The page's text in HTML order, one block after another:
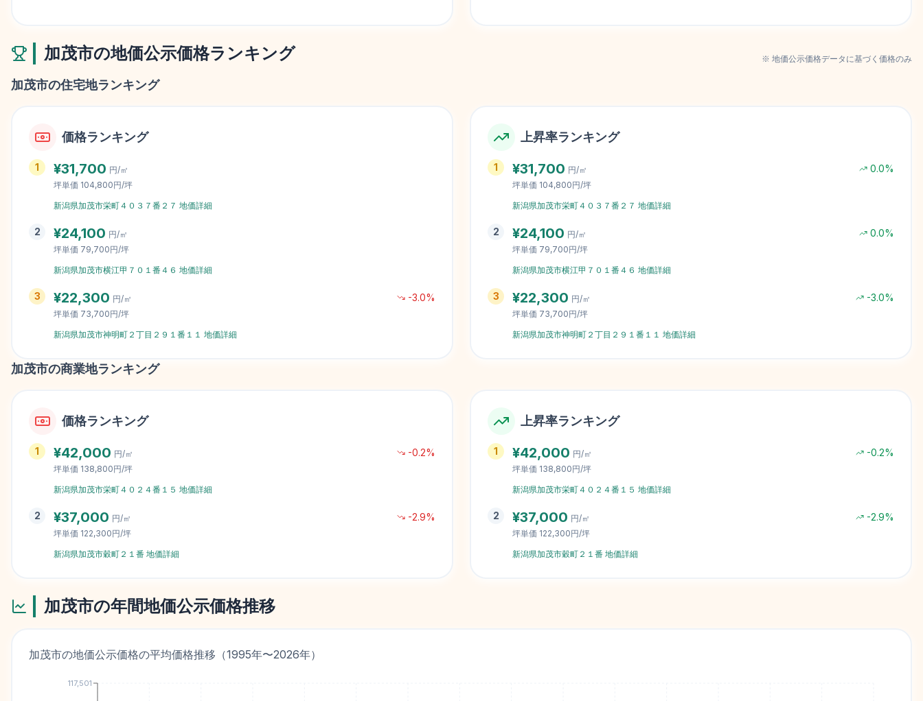
加茂市の地価公示価格ランキング ※ 地価公示価格データに基づく価格のみ
加茂市の住宅地ランキング
価格ランキング
1 ¥31,700 円/㎡
坪単価 104,800円/坪
新潟県加茂市栄町４０３７番２７ 地価詳細
2 ¥24,100 円/㎡
坪単価 79,700円/坪
新潟県加茂市横江甲７０１番４６ 地価詳細
3 ¥22,300 円/㎡ -3.0%
坪単価 73,700円/坪
新潟県加茂市神明町２丁目２９１番１１ 地価詳細
上昇率ランキング
1 ¥31,700 円/㎡ 0.0%
坪単価 104,800円/坪
新潟県加茂市栄町４０３７番２７ 地価詳細
2 ¥24,100 円/㎡ 0.0%
坪単価 79,700円/坪
新潟県加茂市横江甲７０１番４６ 地価詳細
3 ¥22,300 円/㎡ -3.0%
坪単価 73,700円/坪
新潟県加茂市神明町２丁目２９１番１１ 地価詳細
加茂市の商業地ランキング
価格ランキング
1 ¥42,000 円/㎡ -0.2%
坪単価 138,800円/坪
新潟県加茂市栄町４０２４番１５ 地価詳細
2 ¥37,000 円/㎡ -2.9%
坪単価 122,300円/坪
新潟県加茂市穀町２１番 地価詳細
上昇率ランキング
1 ¥42,000 円/㎡ -0.2%
坪単価 138,800円/坪
新潟県加茂市栄町４０２４番１５ 地価詳細
2 ¥37,000 円/㎡ -2.9%
坪単価 122,300円/坪
新潟県加茂市穀町２１番 地価詳細
加茂市の年間地価公示価格推移
加茂市の地価公示価格の平均価格推移（1995年〜2026年）
117,501